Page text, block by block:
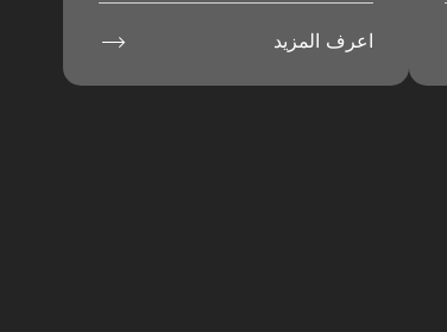
اعرف المزيد 